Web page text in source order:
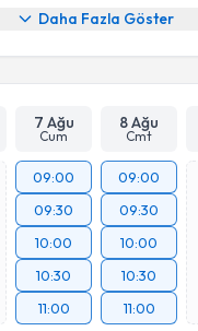
Daha Fazla Göster
7 Ağu
Cum
8 Ağu
Cmt
09:00
09:30
10:00
10:30
11:00
09:00
09:30
10:00
10:30
11:00